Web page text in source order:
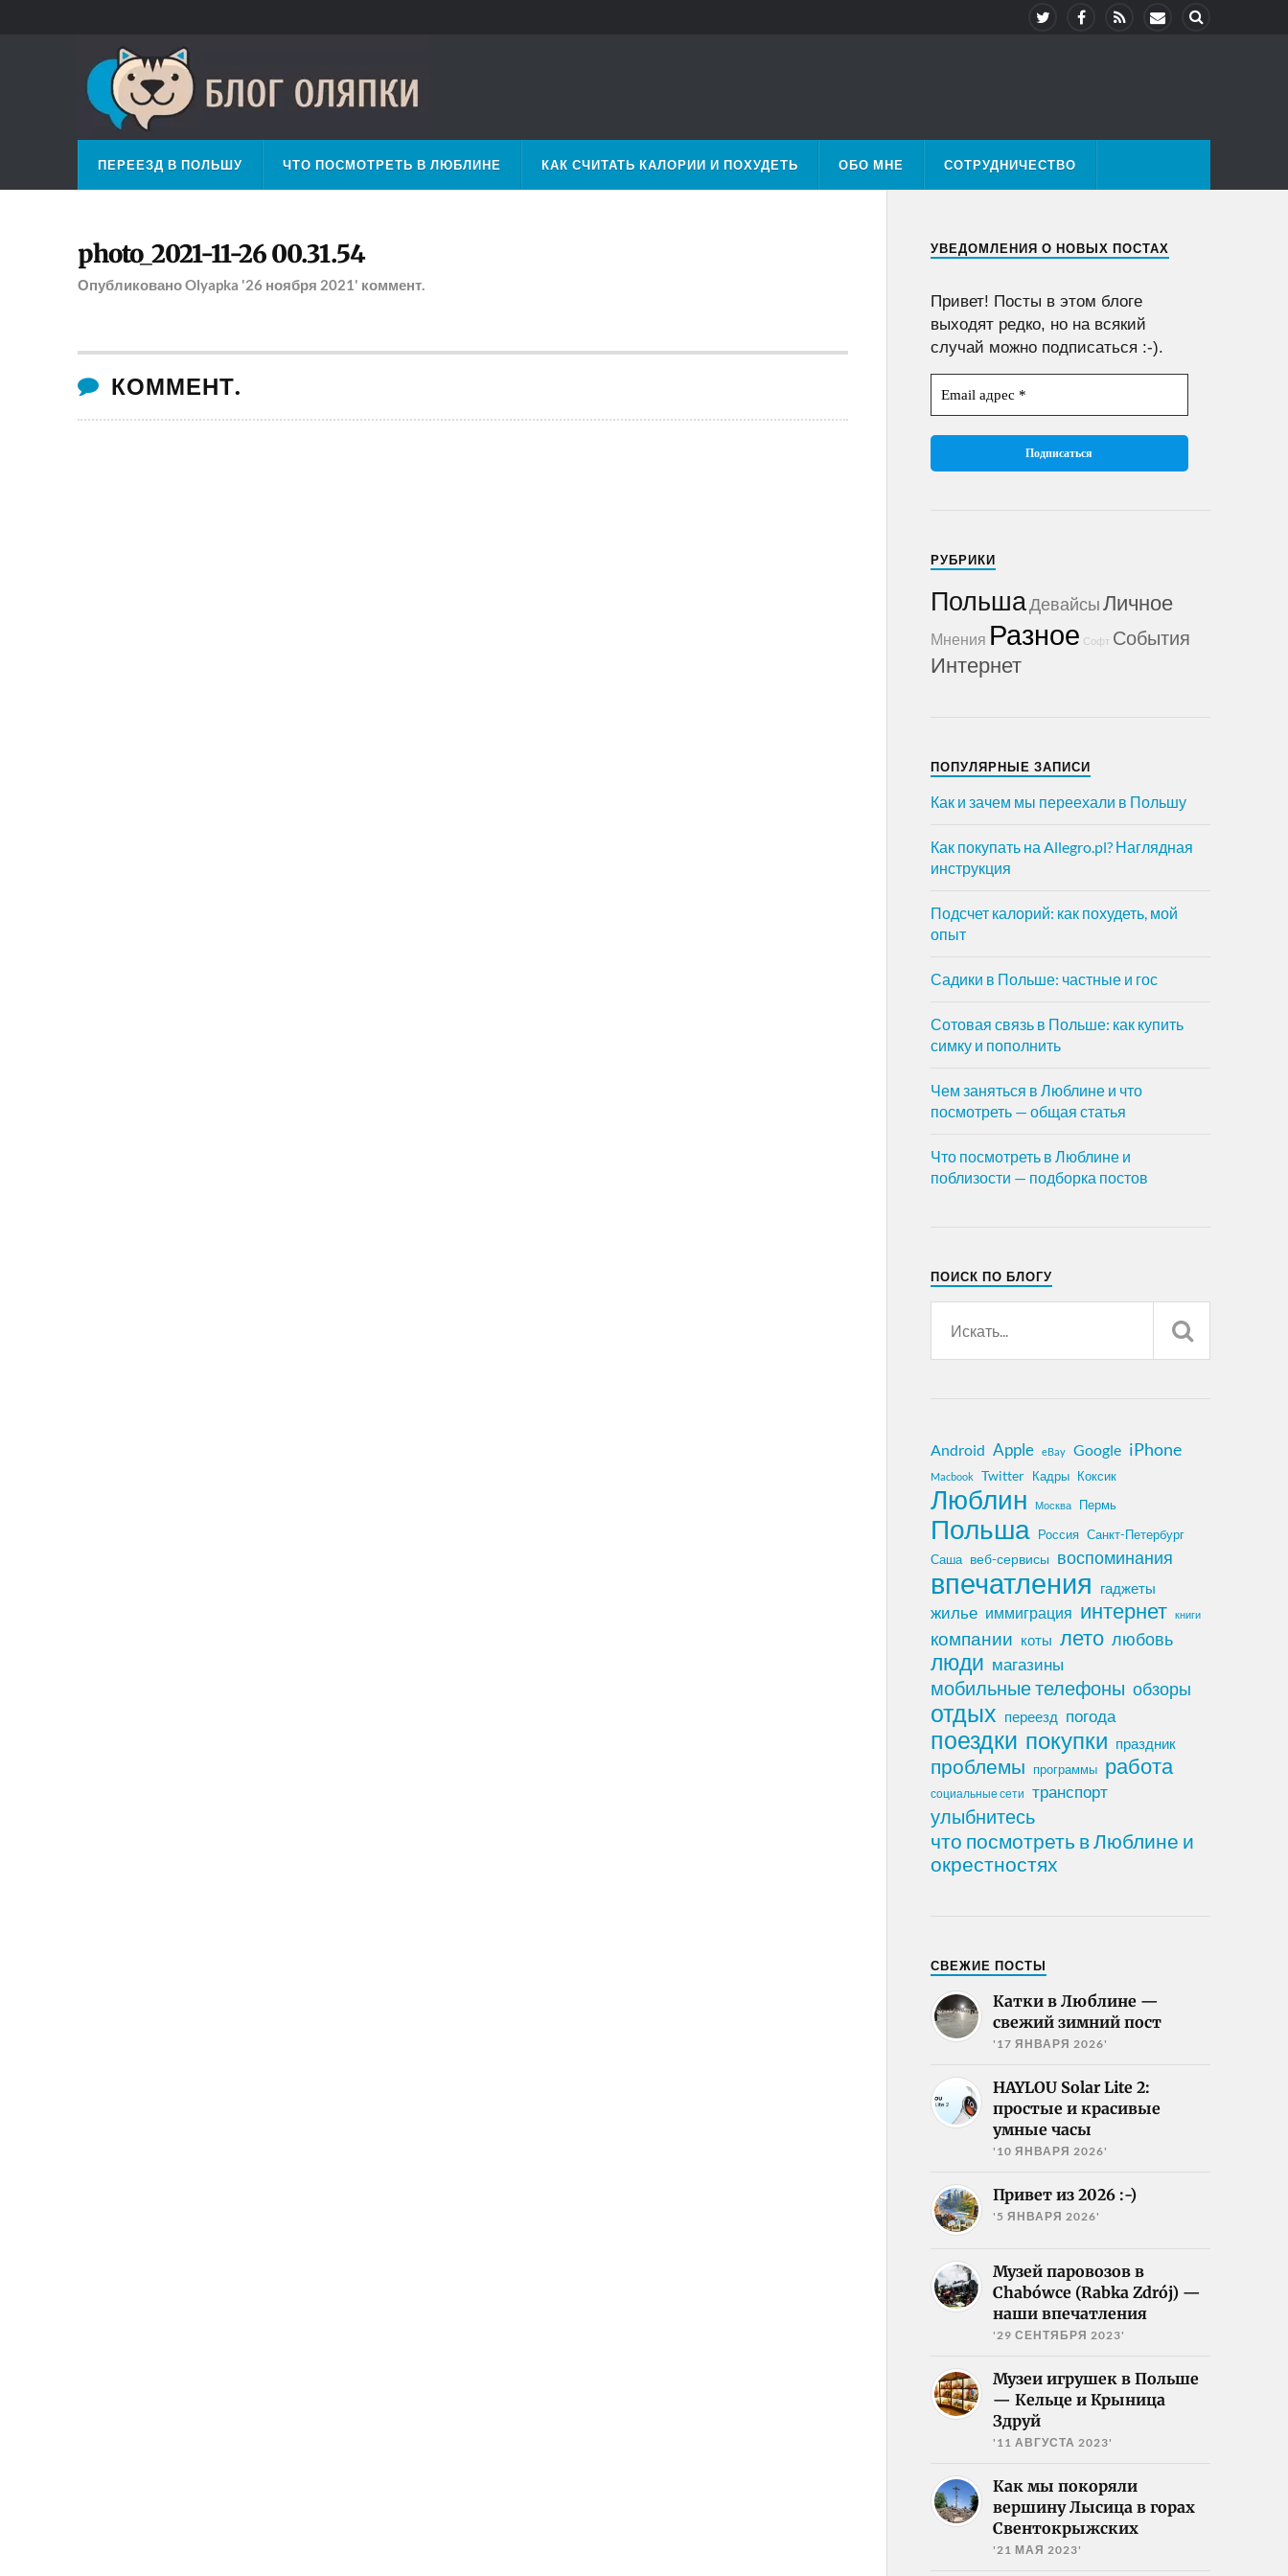
ПЕРЕЕЗД В ПОЛЬШУ ЧТО ПОСМОТРЕТЬ В ЛЮБЛИНЕ КАК СЧИТАТЬ КАЛОРИИ И ПОХУДЕТЬ ОБО МНЕ СОТРУДНИЧЕСТВО
photo_2021-11-26 00.31.54
ОпубликованоOlyapka '26 ноября 2021' коммент.
КОММЕНТ.
УВЕДОМЛЕНИЯ О НОВЫХ ПОСТАХ
Привет! Посты в этом блоге
выходят редко, но на всякий
случай можно подписаться :-).
РУБРИКИ
ПольшаДевайсыЛичное
Мнения Разное Софт События
Интернет
ПОПУЛЯРНЫЕ ЗАПИСИ
Как и зачем мы переехали в Польшу
Как покупать на Allegro.pl? Наглядная
инструкция
Подсчет калорий: как похудеть, мой
опыт
Садики в Польше: частные и гос
Сотовая связь в Польше: как купить
симку и пополнить
Чем заняться в Люблине и что
посмотреть — общая статья
Что посмотреть в Люблине и
поблизости — подборка постов
ПОИСК ПО БЛОГУ
Android Apple eBay Google iPhone
Macbook Twitter Кадры Коксик
Люблин Москва Пермь
Польша Россия Санкт-Петербург
Саша веб-сервисы воспоминания
впечатления гаджеты
жилье иммиграция интернет книги
компании коты лето любовь
люди магазины
мобильные телефоны обзоры
отдых переезд погода
поездки покупки праздник
проблемы программы работа
социальные сети транспорт
улыбнитесь
что посмотреть в Люблине и
окрестностях
СВЕЖИЕ ПОСТЫ
Катки в Люблине —
свежий зимний пост
'17 ЯНВАРЯ 2026'
HAYLOU Solar Lite 2:
простые и красивые
умные часы
'10 ЯНВАРЯ 2026'
Привет из 2026 :-)
'5 ЯНВАРЯ 2026'
Музей паровозов в
Chabówce (Rabka Zdrój) —
наши впечатления
'29 СЕНТЯБРЯ 2023'
Музеи игрушек в Польше
— Кельце и Крыница
Здруй
'11 АВГУСТА 2023'
Как мы покоряли
вершину Лысица в горах
Свентокрыжских
'21 МАЯ 2023'